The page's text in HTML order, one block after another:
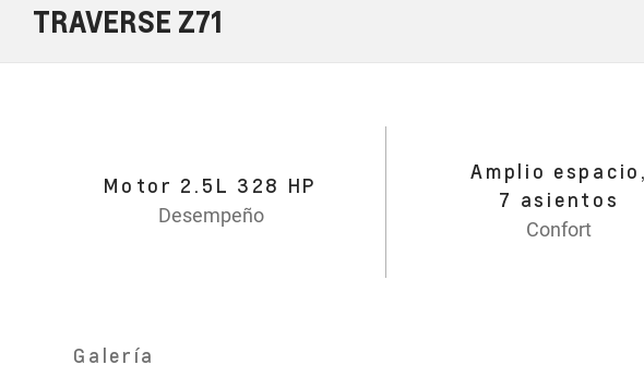
TRAVERSE Z71
Motor 2.5L 328 HP
Desempeño
Amplio espacio,
7 asientos
Confort
Galería